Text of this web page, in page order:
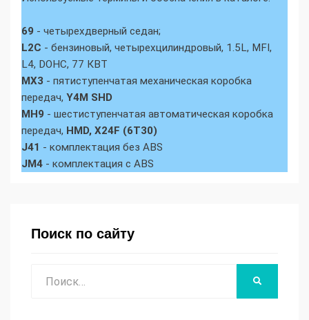
69 - четырехдверный седан;
L2C - бензиновый, четырехцилиндровый, 1.5L, MFI,
L4, DOHC, 77 КВТ
MX3 - пятиступенчатая механическая коробка
передач, Y4M SHD
MH9 - шестиступенчатая автоматическая коробка
передач, HMD, X24F (6T30)
J41 - комплектация без ABS
JM4 - комплектация с ABS
Поиск по сайту